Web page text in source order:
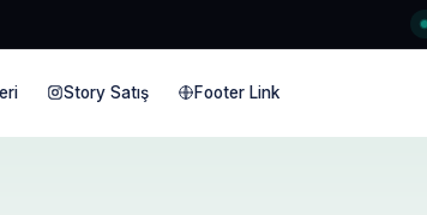
Story Satış Footer Link